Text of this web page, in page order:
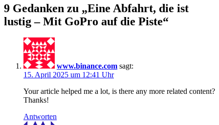
9 Gedanken zu „Eine Abfahrt, die ist
lustig – Mit GoPro auf die Piste“
www.binance.com sagt:
15. April 2025 um 12:41 Uhr
Your article helped me a lot, is there any more related content?
Thanks!
Antworten